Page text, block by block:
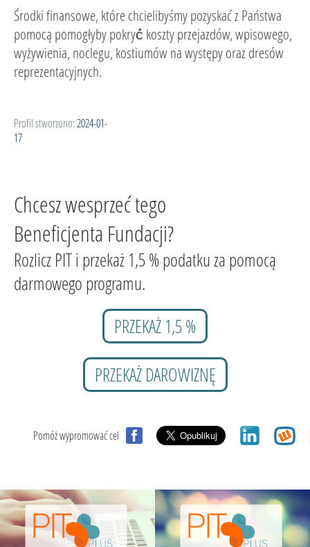
Środki finansowe, które chcielibyśmy pozyskać z Państwa
pomocą pomogłyby pokryć́ koszty przejazdów, wpisowego,
wyżywienia, noclegu, kostiumów na występy oraz dresów
reprezentacyjnych.
Profil stworzono: 2024-01-
17
Chcesz wesprzeć tego
Beneficjenta Fundacji?
Rozlicz PIT i przekaż 1,5 % podatku za pomocą
darmowego programu.
PRZEKAŻ 1,5 %
PRZEKAŻ DAROWIZNĘ
Pomóż wypromować cel